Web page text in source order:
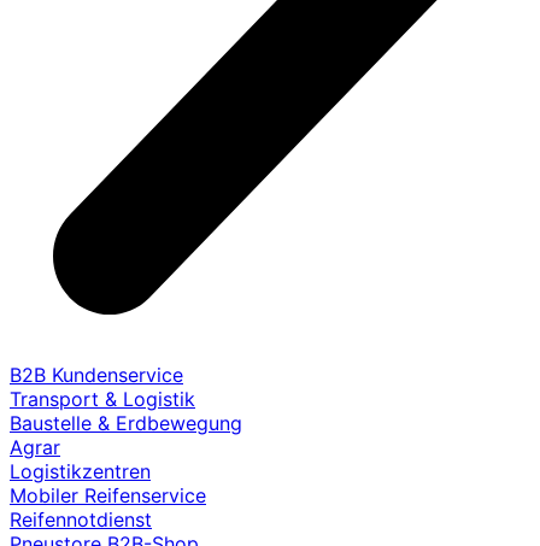
B2B Kundenservice
Transport & Logistik
Baustelle & Erdbewegung
Agrar
Logistikzentren
Mobiler Reifenservice
Reifennotdienst